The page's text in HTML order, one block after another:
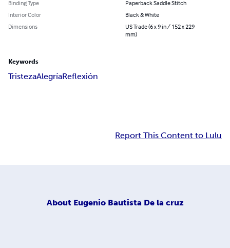
Binding Type
Paperback Saddle Stitch
Interior Color
Black & White
Dimensions
US Trade (6 x 9 in / 152 x 229
mm)
Keywords
TristezaAlegríaReflexión
Report This Content to Lulu
About Eugenio Bautista De la cruz